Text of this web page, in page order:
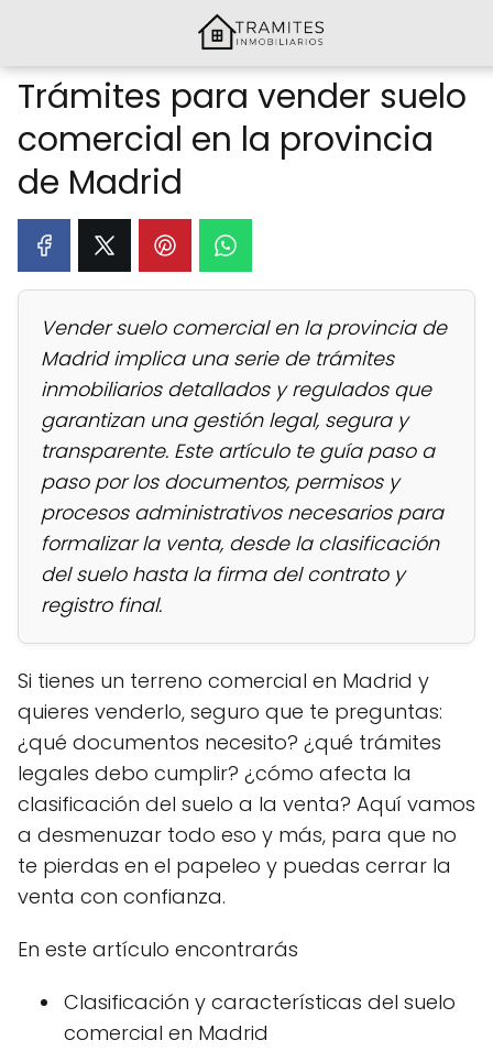
Trámites para vender suelo
comercial en la provincia
de Madrid
Vender suelo comercial en la provincia de
Madrid implica una serie de trámites
inmobiliarios detallados y regulados que
garantizan una gestión legal, segura y
transparente. Este artículo te guía paso a
paso por los documentos, permisos y
procesos administrativos necesarios para
formalizar la venta, desde la clasificación
del suelo hasta la firma del contrato y
registro final.
Si tienes un terreno comercial en Madrid y
quieres venderlo, seguro que te preguntas:
¿qué documentos necesito? ¿qué trámites
legales debo cumplir? ¿cómo afecta la
clasificación del suelo a la venta? Aquí vamos
a desmenuzar todo eso y más, para que no
te pierdas en el papeleo y puedas cerrar la
venta con confianza.
En este artículo encontrarás
Clasificación y características del suelo
comercial en Madrid